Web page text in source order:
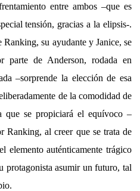
entre ambos –que es
tensión, gracias a la elipsis-.
Ranking, su ayudante y Janice, se
parte de Anderson, rodada en
–sorprende la elección de esa
de la comodidad de
que se propiciará el equívoco –
Ranking, al creer que se trata de
elemento auténticamente trágico
protagonista asumir un futuro, tal